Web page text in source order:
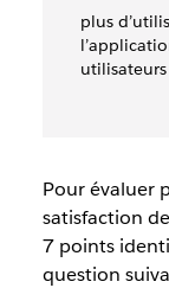
plus
Pour évaluer
satisfaction
7 points
question